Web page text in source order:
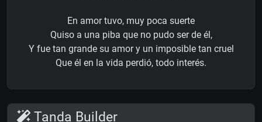
En amor tuvo, muy poca suerte
Quiso a una piba que no pudo ser de él,
Y fue tan grande su amor y un imposible tan cruel
Que él en la vida perdió, todo interés.
Tanda Builder